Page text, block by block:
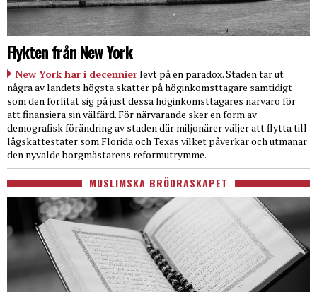
Flykten från New York
New York har i decennierlevt på en paradox. Staden tar ut
några av landets högsta skatter på höginkomsttagare samtidigt
som den förlitat sig på just dessa höginkomsttagares närvaro för
att finansiera sin välfärd. För närvarande sker en form av
demografisk förändring av staden där miljonärer väljer att flytta till
lågskattestater som Florida och Texas vilket påverkar och utmanar
den nyvalde borgmästarens reformutrymme.
MUSLIMSKA BRÖDRASKAPET